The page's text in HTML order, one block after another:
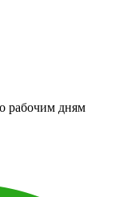
рабочим дням